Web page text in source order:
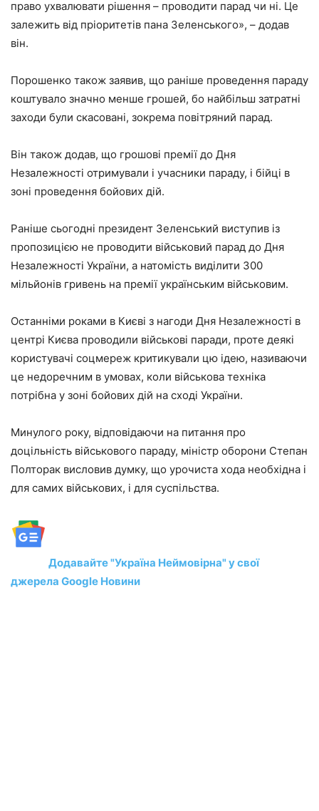
право ухвалювати рішення – проводити парад чи ні. Це
залежить від пріоритетів пана Зеленського», – додав
він.
Порошенко також заявив, що раніше проведення параду
коштувало значно менше грошей, бо найбільш затратні
заходи були скасовані, зокрема повітряний парад.
Він також додав, що грошові премії до Дня
Незалежності отримували і учасники параду, і бійці в
зоні проведення бойових дій.
Раніше сьогодні президент Зеленський виступив із
пропозицією не проводити військовий парад до Дня
Незалежності України, а натомість виділити 300
мільйонів гривень на премії українським військовим.
Останніми роками в Києві з нагоди Дня Незалежності в
центрі Києва проводили військові паради, проте деякі
користувачі соцмереж критикували цю ідею, називаючи
це недоречним в умовах, коли військова техніка
потрібна у зоні бойових дій на сході України.
Минулого року, відповідаючи на питання про
доцільність військового параду, міністр оборони Степан
Полторак висловив думку, що урочиста хода необхідна і
для самих військових, і для суспільства.
Додавайте "Україна Неймовірна" у свої
джерела Google Новини